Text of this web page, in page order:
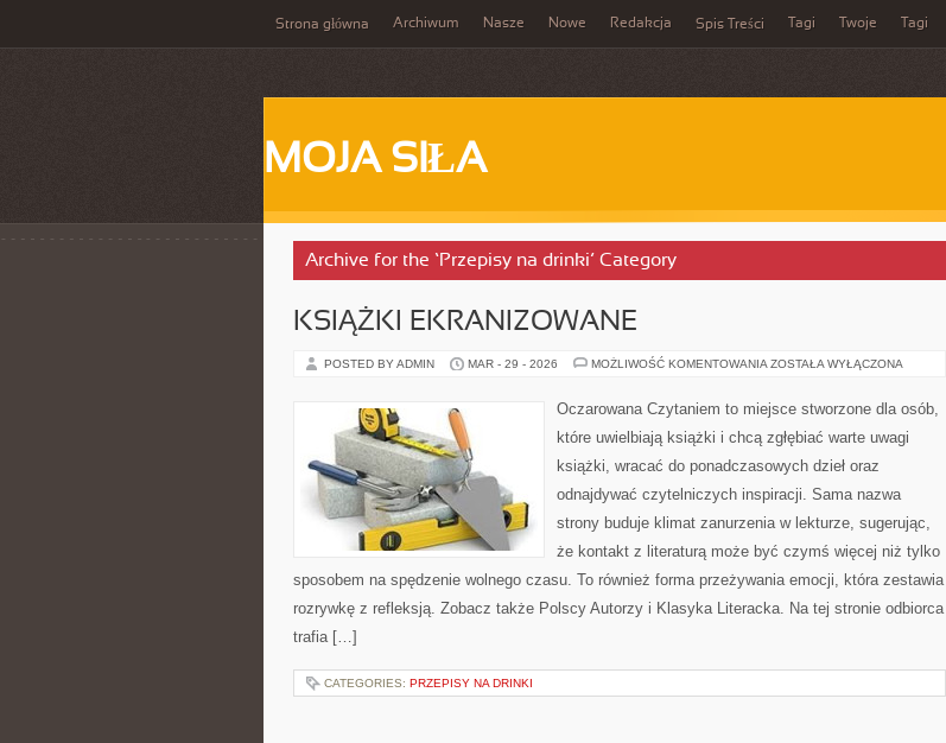
Strona główna Archiwum Nasze Nowe Redakcja Spis Treści Tagi Twoje Tagi
MOJA SIŁA
Archive for the ‘Przepisy na drinki’ Category
KSIĄŻKI EKRANIZOWANE
POSTED BY ADMIN MAR - 29 - 2026 MOŻLIWOŚĆ KOMENTOWANIA KSIĄŻKI
ZOSTAŁA WYŁĄCZONA
Oczarowana Czytaniem to miejsce stworzone dla osób,
które uwielbiają książki i chcą zgłębiać warte uwagi
książki, wracać do ponadczasowych dzieł oraz
odnajdywać czytelniczych inspiracji. Sama nazwa
strony buduje klimat zanurzenia w lekturze, sugerując,
że kontakt z literaturą może być czymś więcej niż tylko
sposobem na spędzenie wolnego czasu. To również forma przeżywania emocji, która zestawia
rozrywkę z refleksją. Zobacz także Polscy Autorzy i Klasyka Literacka. Na tej stronie odbiorca
trafia […]
CATEGORIES: PRZEPISY NA DRINKI